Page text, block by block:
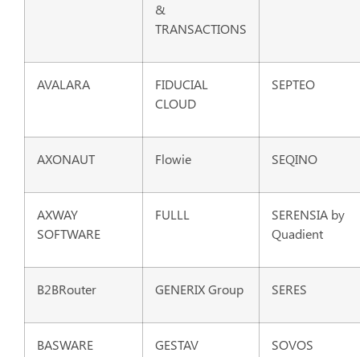
&
TRANSACTIONS
AVALARA
FIDUCIAL
CLOUD
SEPTEO
AXONAUT Flowie SEQINO
AXWAY
SOFTWARE
FULLL
SERENSIA by
Quadient
B2BRouter GENERIX Group SERES
BASWARE GESTAV SOVOS